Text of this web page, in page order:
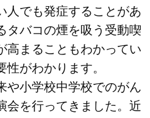
人でも発症することがあ
タバコの煙を吸う受動喫
高まることもわかってい
性がわかります。
や小学校中学校でのがん
会を行ってきました。近